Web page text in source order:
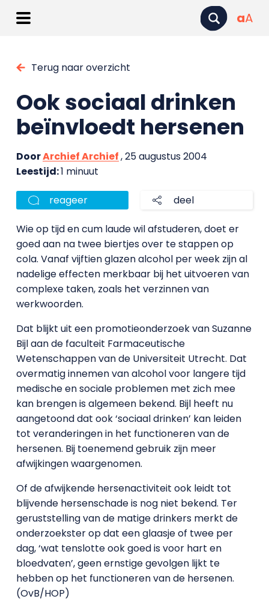
aA
Terug naar overzicht
Ook sociaal drinken
beïnvloedt hersenen
DoorArchief Archief, 25 augustus 2004
Leestijd:1 minuut
reageer deel
Wie op tijd en cum laude wil afstuderen, doet er
goed aan na twee biertjes over te stappen op
cola. Vanaf vijftien glazen alcohol per week zijn al
nadelige effecten merkbaar bij het uitvoeren van
complexe taken, zoals het verzinnen van
werkwoorden.
Dat blijkt uit een promotieonderzoek van Suzanne
Bijl aan de faculteit Farmaceutische
Wetenschappen van de Universiteit Utrecht. Dat
overmatig innemen van alcohol voor langere tijd
medische en sociale problemen met zich mee
kan brengen is algemeen bekend. Bijl heeft nu
aangetoond dat ook ‘sociaal drinken’ kan leiden
tot veranderingen in het functioneren van de
hersenen. Bij toenemend gebruik zijn meer
afwijkingen waargenomen.
Of de afwijkende hersenactiviteit ook leidt tot
blijvende hersenschade is nog niet bekend. Ter
geruststelling van de matige drinkers merkt de
onderzoekster op dat een glaasje of twee per
dag, ‘wat tenslotte ook goed is voor hart en
bloedvaten’, geen ernstige gevolgen lijkt te
hebben op het functioneren van de hersenen.
(OvB/HOP)